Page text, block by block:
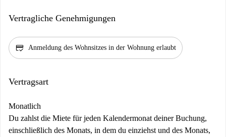
Vertragliche Genehmigungen
credit_score Anmeldung des Wohnsitzes in der Wohnung erlaubt
Vertragsart
Monatlich
Du zahlst die Miete für jeden Kalendermonat deiner Buchung,
einschließlich des Monats, in dem du einziehst und des Monats,